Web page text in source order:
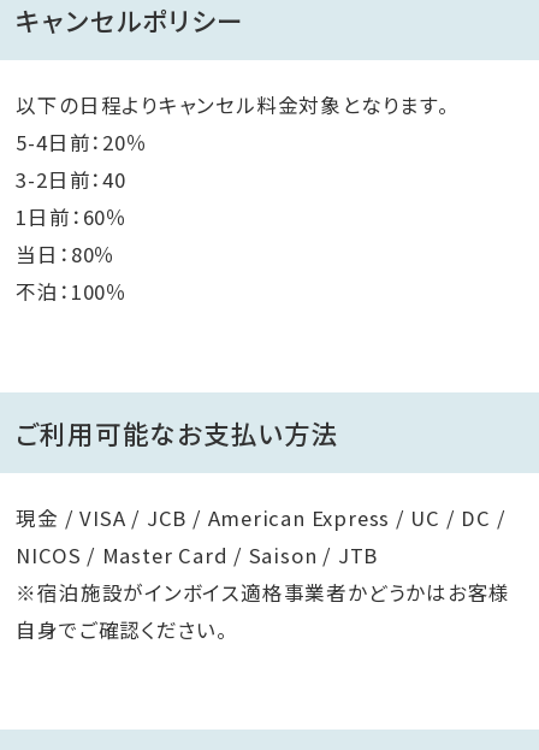
キャンセルポリシー
以下の日程よりキャンセル料金対象となります。
5-4日前：20％
3-2日前：40
1日前：60％
当日：80％
不泊：100％
ご利用可能なお支払い方法
現金 / VISA / JCB / American Express / UC / DC /
NICOS / Master Card / Saison / JTB
※宿泊施設がインボイス適格事業者かどうかはお客様
自身でご確認ください。